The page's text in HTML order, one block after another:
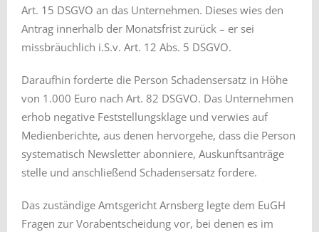
Art. 15 DSGVO an das Unternehmen. Dieses wies den
Antrag innerhalb der Monatsfrist zurück – er sei
missbräuchlich i.S.v. Art. 12 Abs. 5 DSGVO.
Daraufhin forderte die Person Schadensersatz in Höhe
von 1.000 Euro nach Art. 82 DSGVO. Das Unternehmen
erhob negative Feststellungsklage und verwies auf
Medienberichte, aus denen hervorgehe, dass die Person
systematisch Newsletter abonniere, Auskunftsanträge
stelle und anschließend Schadensersatz fordere.
Das zuständige Amtsgericht Arnsberg legte dem EuGH
Fragen zur Vorabentscheidung vor, bei denen es im